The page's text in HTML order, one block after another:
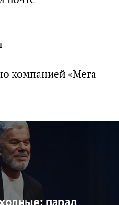
компанией «Мега
парад